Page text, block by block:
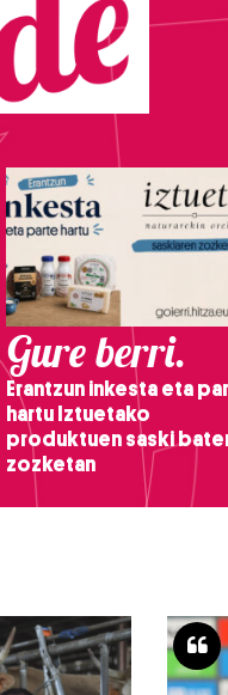
Gure berri.
Erantzun inkesta eta
hartu Iztuetako
produktuen saski
zozketan